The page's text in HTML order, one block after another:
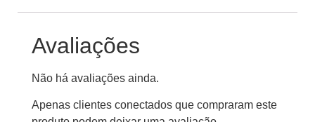
Avaliações
Não há avaliações ainda.
Apenas clientes conectados que compraram este